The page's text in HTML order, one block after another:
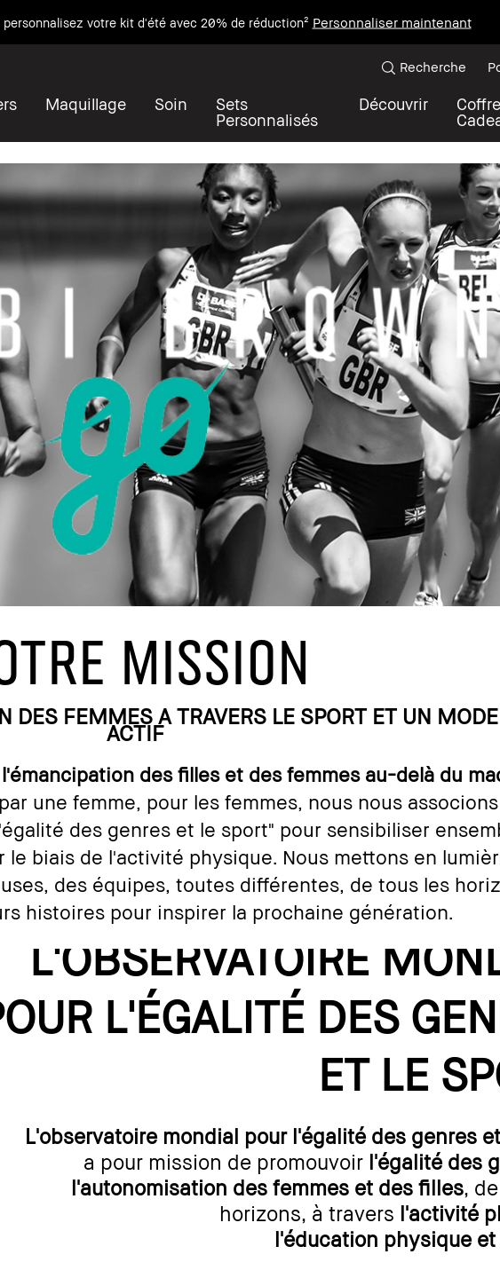
votre kit d'été avec 20% de réduction² Personnaliser maintenant
Maquillage Soin
Sets
Personnalisés
Découvrir
Recherche
MISSION
DES FEMMES A TRAVERS LE SPORT ET UN
ACTIF
des filles et des femmes au-delà du
une femme, pour les femmes, nous nous
des genres et le sport" pour sensibiliser
le biais de l'activité physique. Nous mettons en
des équipes, toutes différentes, de tous les
histoires pour inspirer la prochaine génération.
L'OBSERVATOIRE
L'ÉGALITÉ DES
ET LE
L'observatoire mondial pour l'égalité des genres
a pour mission de promouvoir l'égalité des
l'autonomisation des femmes et des filles,
horizons, à travers l'activité
l'éducation physique